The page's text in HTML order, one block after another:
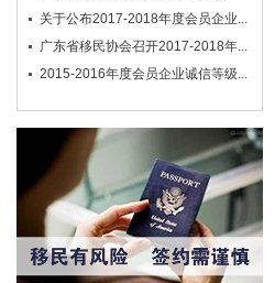
关于公布2017-2018年度会员企业...
广东省移民协会召开2017-2018年...
2015-2016年度会员企业诚信等级...